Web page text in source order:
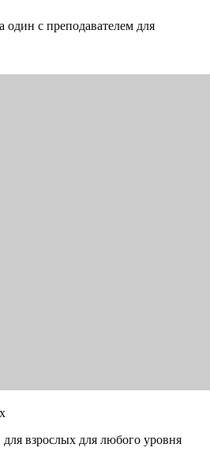
с преподавателем для
взрослых для любого уровня